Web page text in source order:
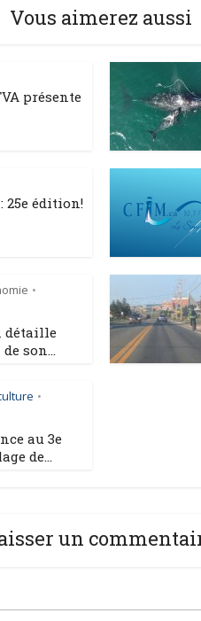
Vous aimerez aussi
présente
25e édition!
•
détaille
son...
•
au 3e
de...
un